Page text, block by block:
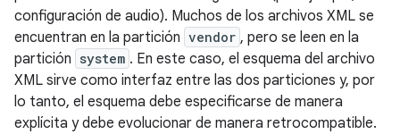
configuración de audio). Muchos de los archivos XML se
encuentran en la partición vendor , pero se leen en la
partición system . En este caso, el esquema del archivo
XML sirve como interfaz entre las dos particiones y, por
lo tanto, el esquema debe especificarse de manera
explícita y debe evolucionar de manera retrocompatible.